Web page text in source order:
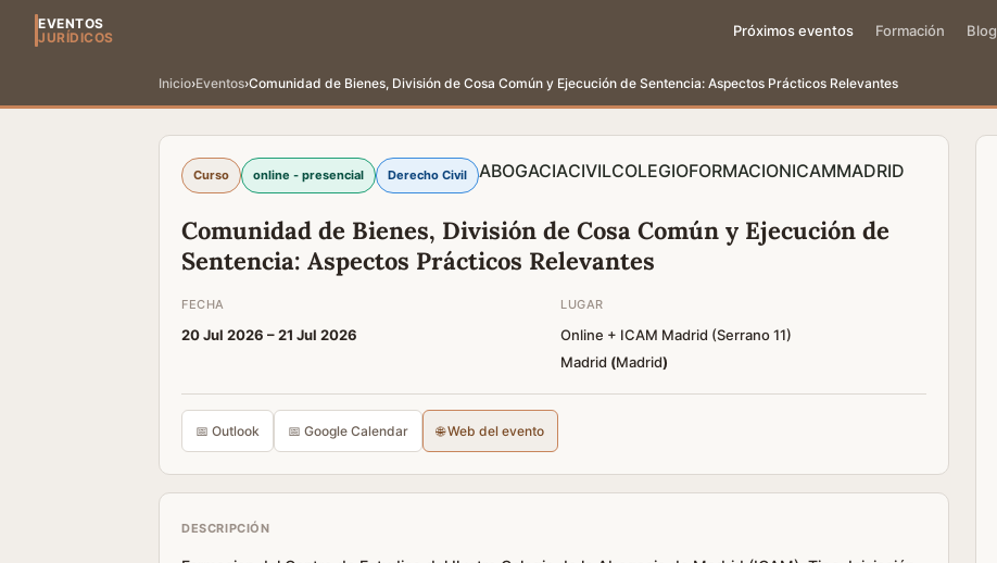
EVENTOS
JURÍDICOS
Próximos eventos Formación Blog
Inicio›Eventos›Comunidad de Bienes, División de Cosa Común y Ejecución de Sentencia: Aspectos Prácticos Relevantes
Curso online - presencial Derecho Civil ABOGACIACIVILCOLEGIOFORMACIONICAMMADRID
Comunidad de Bienes, División de Cosa Común y Ejecución de
Sentencia: Aspectos Prácticos Relevantes
FECHA
20 Jul 2026 –21 Jul 2026
LUGAR
Online + ICAM Madrid (Serrano 11)
Madrid (Madrid)
📅 Outlook 📅 Google Calendar 🌐 Web del evento
DESCRIPCIÓN